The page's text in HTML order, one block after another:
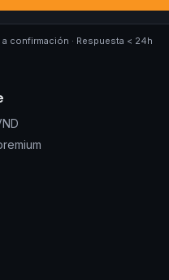
confirmación · Respuesta < 24h